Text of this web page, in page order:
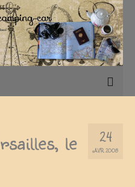
24
AVR 2008
le